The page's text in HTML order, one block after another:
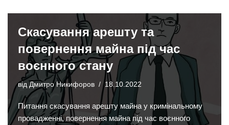
Скасування арешту та
повернення майна під час
воєнного стану
від Дмитро Никифоров 18.10.2022
Питання скасування арешту майна у кримінальному
провадженні, повернення майна під час воєнного